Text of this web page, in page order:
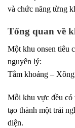
và chức năng từng
Tổng quan về
Một khu onsen tiêu
nguyên lý:
Tắm khoáng –
Mỗi khu vực đều có
tạo thành một trải
diện.